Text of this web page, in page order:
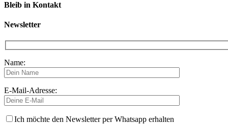
Bleib in Kontakt
Newsletter
Name:
E-Mail-Adresse:
Ich möchte den Newsletter per Whatsapp erhalten